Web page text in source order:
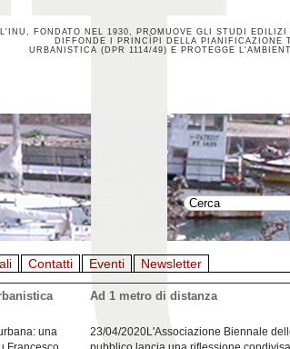
L'INU, FONDATO NEL 1930, PROMUOVE GLI STUDI
DIFFONDE I PRINCÌPI DELLA PIANIFICAZIONE
URBANISTICA (DPR 1114/49) E PROTEGGE
Contatti Eventi Newsletter
una
Ad 1 metro di distanza
23/04/2020L'Associazione Biennale